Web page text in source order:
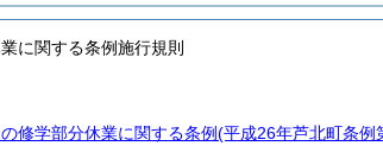
に関する条例施行規則
修学部分休業に関する条例(平成26年芦北町条例